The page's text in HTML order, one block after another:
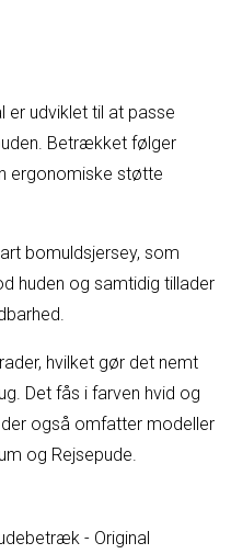
er udviklet til at passe
Betrækket følger
ergonomiske støtte
bomuldsjersey, som
huden og samtidig tillader
hvilket gør det nemt
Det fås i farven hvid og
også omfatter modeller
og Rejsepude.
- Original